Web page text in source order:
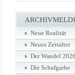
Neue Realität
Neues Zeitalter
Der Wandel 2026
Die Schafgarbe